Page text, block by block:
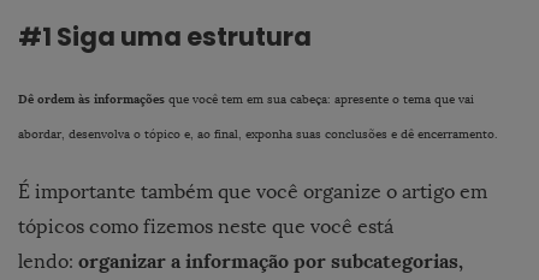
#1 Siga uma estrutura
Dê ordem às informações que você tem em sua cabeça: apresente o tema que vai
abordar, desenvolva o tópico e, ao final, exponha suas conclusões e dê encerramento.
É importante também que você organize o artigo em
tópicos como fizemos neste que você está
lendo: organizar a informação por subcategorias,